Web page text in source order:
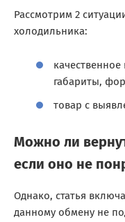
Рассмотрим 2
холодильника:
габариты,
товар с
Можно ли
если оно не
Однако, статья
данному обмену не